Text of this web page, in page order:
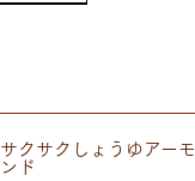
サクサクしょうゆアーモ
ンド